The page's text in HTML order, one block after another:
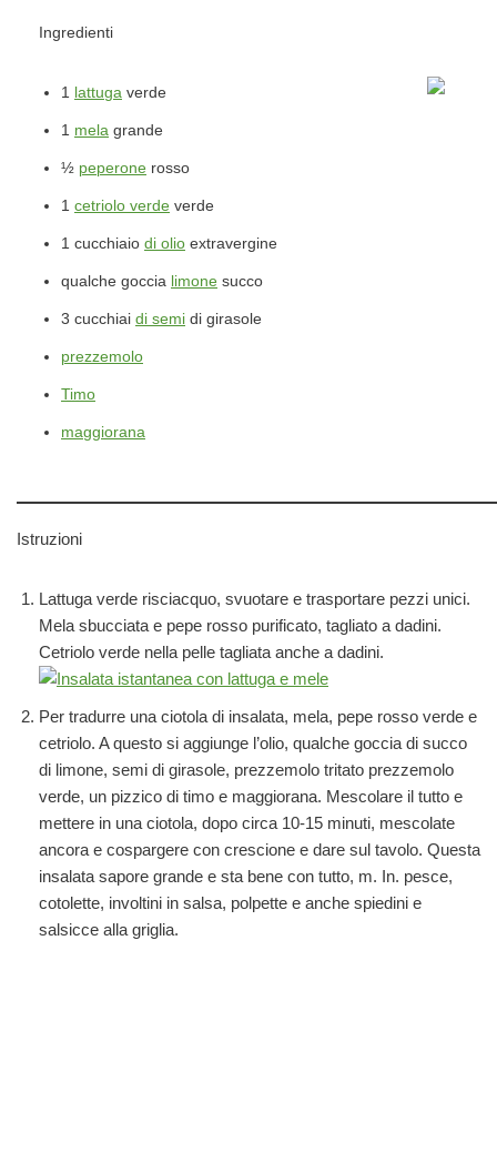
Ingredienti
1 lattuga verde
1 mela grande
½ peperone rosso
1 cetriolo verde verde
1 cucchiaio di olio extravergine
qualche goccia limone succo
3 cucchiai di semi di girasole
prezzemolo
Timo
maggiorana
Istruzioni
Lattuga verde risciacquo, svuotare e trasportare pezzi unici.
Mela sbucciata e pepe rosso purificato, tagliato a dadini.
Cetriolo verde nella pelle tagliata anche a dadini.
Per tradurre una ciotola di insalata, mela, pepe rosso verde e
cetriolo. A questo si aggiunge l’olio, qualche goccia di succo
di limone, semi di girasole, prezzemolo tritato prezzemolo
verde, un pizzico di timo e maggiorana. Mescolare il tutto e
mettere in una ciotola, dopo circa 10-15 minuti, mescolate
ancora e cospargere con crescione e dare sul tavolo. Questa
insalata sapore grande e sta bene con tutto, m. In. pesce,
cotolette, involtini in salsa, polpette e anche spiedini e
salsicce alla griglia.